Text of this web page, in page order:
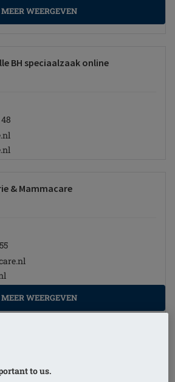
MEER WEERGEVEN
BH speciaalzaak online
& Mammacare
MEER WEERGEVEN
to us.